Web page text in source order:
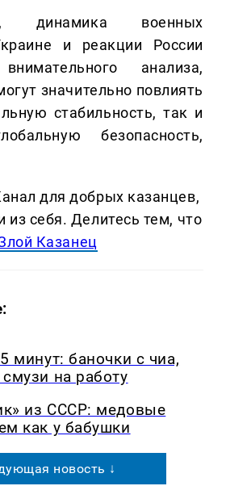
динамика военных
и реакции России
анализа,
значительно повлиять
стабильность, так и
безопасность,
для добрых казанцев,
из себя. Делитеcь тем, что
Казанец
минут: баночки с чиа,
на работу
из СССР: медовые
как у бабушки
новость ↓